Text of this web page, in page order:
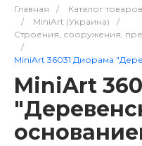
Главная / Каталог товаров
/
MiniArt (Украина)
/
Строения, сооружения,
/
MiniArt 36031 Диорама
MiniArt